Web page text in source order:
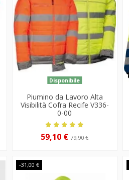
Disponibile
Piumino da Lavoro Alta
Visibilità Cofra Recife V336-
0-00
59,10 €79,90 €
-31,00 €